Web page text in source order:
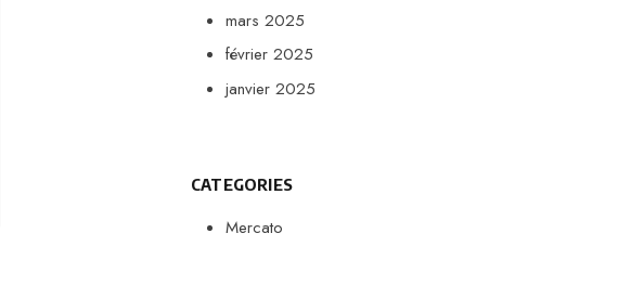
mars 2025
février 2025
janvier 2025
CATEGORIES
Mercato